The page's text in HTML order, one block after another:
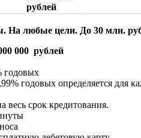
рублей
На любые цели. До 30 млн.
000 рублей
годовых
годовых определяется для
весь срок кредитования.